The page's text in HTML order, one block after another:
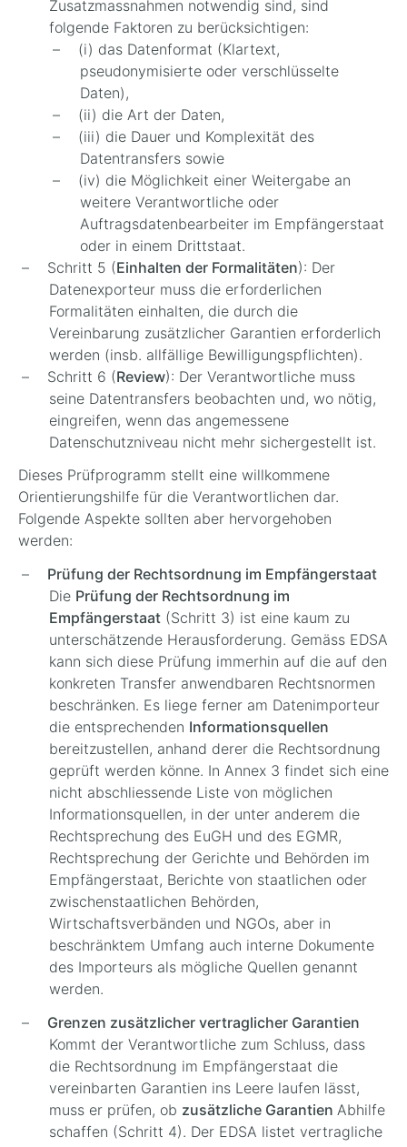
Zusatzmassnahmen notwendig sind, sind
folgende Faktoren zu berücksichtigen:
(i) das Datenformat (Klartext,
pseudonymisierte oder verschlüsselte
Daten),
(ii) die Art der Daten,
(iii) die Dauer und Komplexität des
Datentransfers sowie
(iv) die Möglichkeit einer Weitergabe an
weitere Verantwortliche oder
Auftragsdatenbearbeiter im Empfängerstaat
oder in einem Drittstaat.
Schritt 5 (Einhalten der Formalitäten): Der
Datenexporteur muss die erforderlichen
Formalitäten einhalten, die durch die
Vereinbarung zusätzlicher Garantien erforderlich
werden (insb. allfällige Bewilligungspflichten).
Schritt 6 (Review): Der Verantwortliche muss
seine Datentransfers beobachten und, wo nötig,
eingreifen, wenn das angemessene
Datenschutzniveau nicht mehr sichergestellt ist.
Dieses Prüfprogramm stellt eine willkommene
Orientierungshilfe für die Verantwortlichen dar.
Folgende Aspekte sollten aber hervorgehoben
werden:
Prüfung der Rechtsordnung im Empfängerstaat
Die Prüfung der Rechtsordnung im
Empfängerstaat (Schritt 3) ist eine kaum zu
unterschätzende Herausforderung. Gemäss EDSA
kann sich diese Prüfung immerhin auf die auf den
konkreten Transfer anwendbaren Rechtsnormen
beschränken. Es liege ferner am Datenimporteur
die entsprechenden Informationsquellen
bereitzustellen, anhand derer die Rechtsordnung
geprüft werden könne. In Annex 3 findet sich eine
nicht abschliessende Liste von möglichen
Informationsquellen, in der unter anderem die
Rechtsprechung des EuGH und des EGMR,
Rechtsprechung der Gerichte und Behörden im
Empfängerstaat, Berichte von staatlichen oder
zwischenstaatlichen Behörden,
Wirtschaftsverbänden und NGOs, aber in
beschränktem Umfang auch interne Dokumente
des Importeurs als mögliche Quellen genannt
werden.
Grenzen zusätzlicher vertraglicher Garantien
Kommt der Verantwortliche zum Schluss, dass
die Rechtsordnung im Empfängerstaat die
vereinbarten Garantien ins Leere laufen lässt,
muss er prüfen, ob zusätzliche Garantien Abhilfe
schaffen (Schritt 4). Der EDSA listet vertragliche